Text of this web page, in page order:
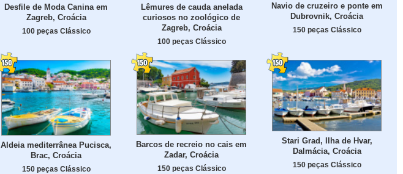
Desfile de Moda Canina em
Zagreb, Croácia
100 peças Clássico
Lêmures de cauda anelada
curiosos no zoológico de
Zagreb, Croácia
100 peças Clássico
Navio de cruzeiro e ponte em
Dubrovnik, Croácia
150 peças Clássico
Aldeia mediterrânea Pucisca,
Brac, Croácia
150 peças Clássico
Barcos de recreio no cais em
Zadar, Croácia
150 peças Clássico
Stari Grad, Ilha de Hvar,
Dalmácia, Croácia
150 peças Clássico